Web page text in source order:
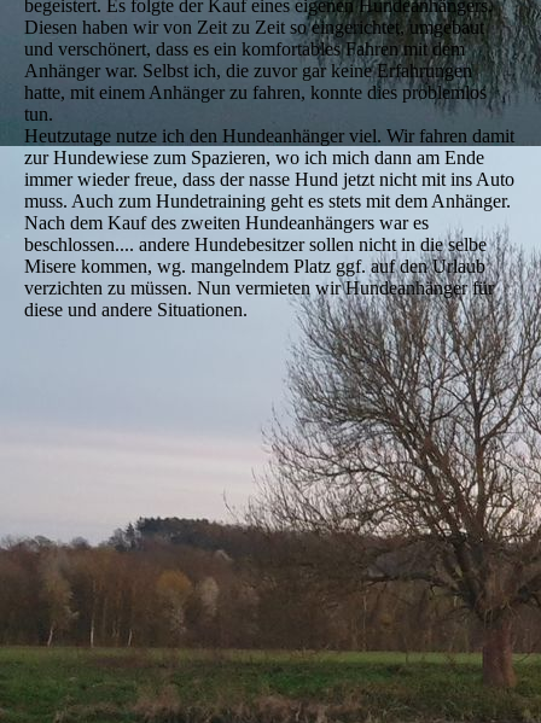
begeistert. Es folgte der Kauf eines eigenen Hundeanhängers.
Diesen haben wir von Zeit zu Zeit so eingerichtet, umgebaut
und verschönert, dass es ein komfortables Fahren mit dem
Anhänger war. Selbst ich, die zuvor gar keine Erfahrungen
hatte, mit einem Anhänger zu fahren, konnte dies problemlos
tun.
Heutzutage nutze ich den Hundeanhänger viel. Wir fahren damit
zur Hundewiese zum Spazieren, wo ich mich dann am Ende
immer wieder freue, dass der nasse Hund jetzt nicht mit ins Auto
muss. Auch zum Hundetraining geht es stets mit dem Anhänger.
Nach dem Kauf des zweiten Hundeanhängers war es
beschlossen.... andere Hundebesitzer sollen nicht in die selbe
Misere kommen, wg. mangelndem Platz ggf. auf den Urlaub
verzichten zu müssen. Nun vermieten wir Hundeanhänger für
diese und andere Situationen.